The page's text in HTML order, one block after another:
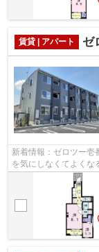
賃貸 | アパート ゼ
新着情報：ゼロツー壱
を気にしなくてよくな
面積36.96平米で、広